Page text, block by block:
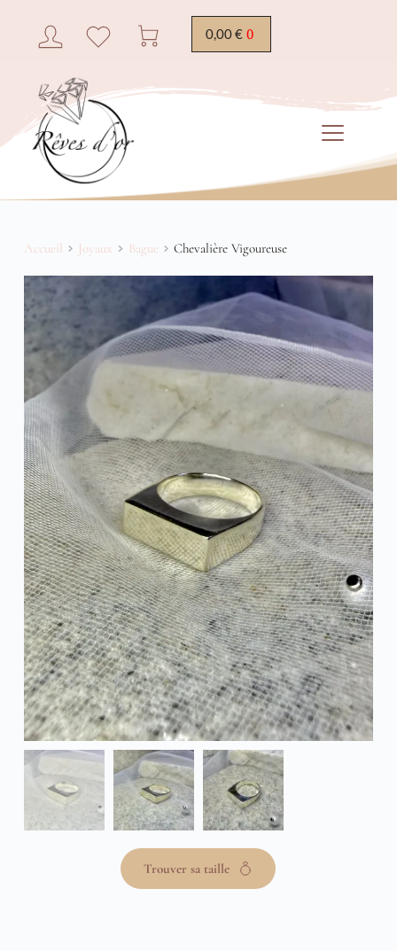
0,00€
Accueil Joyaux Bague Chevalière Vigoureuse
Trouver sa taille